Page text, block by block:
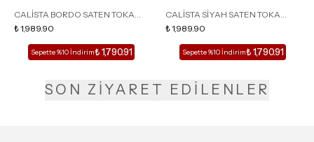
CALİSTA BORDO SATEN TOKA
DETAY SİVRİ BURUN KADIN
TOPUKLU TERLİK
₺ 1,989.90
Sepette %10 İndirim₺ 1,790.91
CALİSTA SİYAH SATEN TOKA
DETAY SİVRİ BURUN KADIN
TOPUKLU TERLİK
₺ 1,989.90
Sepette %10 İndirim₺ 1,790.91
SON ZİYARET EDİLENLER